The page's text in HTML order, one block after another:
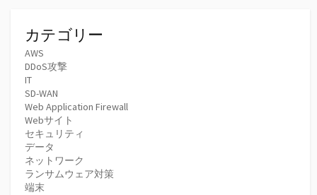
カテゴリー
AWS
DDoS攻撃
IT
SD-WAN
Web Application Firewall
Webサイト
セキュリティ
データ
ネットワーク
ランサムウェア対策
端末